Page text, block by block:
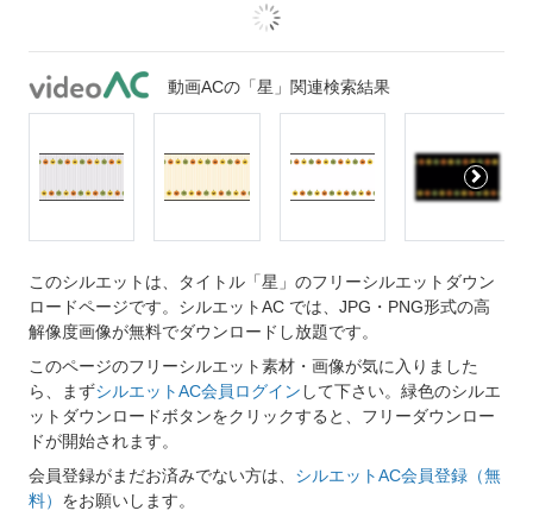
動画ACの「星」関連検索結果
このシルエットは、タイトル「星」のフリーシルエットダウン
ロードページです。シルエットAC では、JPG・PNG形式の高
解像度画像が無料でダウンロードし放題です。
このページのフリーシルエット素材・画像が気に入りました
ら、まずシルエットAC会員ログイン して下さい。緑色のシルエ
ットダウンロードボタンをクリックすると、フリーダウンロー
ドが開始されます。
会員登録がまだお済みでない方は、 シルエットAC会員登録（無
料） をお願いします。